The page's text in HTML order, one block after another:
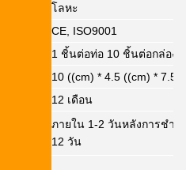
โลหะ
CE, ISO9001
1 ชิ้นต่อท่อ 10 ชิ้นต่อกล่อง
10 ((cm) * 4.5 ((cm) * 7.5
12 เดือน
ภายใน 1-2 วันหลังการชํา
12 วัน